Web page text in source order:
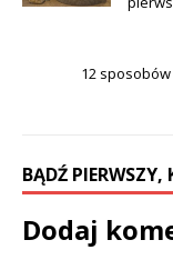
12
BĄDŹ PIERWSZY,
Dodaj